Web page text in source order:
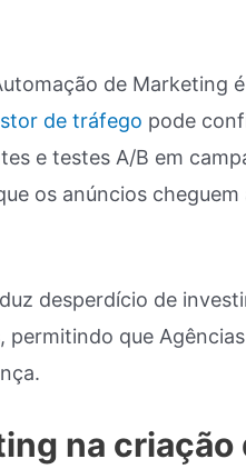
de Marketing
de tráfego pode
e testes A/B em
os anúncios cheguem
desperdício de
que
na criação